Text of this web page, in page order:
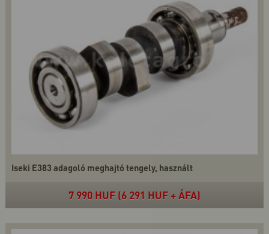
Iseki E383 adagoló meghajtó tengely, használt
7 990 HUF (6 291 HUF + ÁFA)